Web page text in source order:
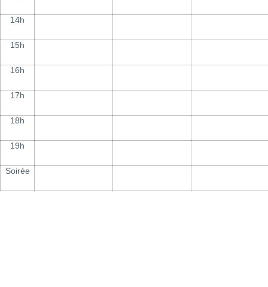
14h
15h
16h
17h
18h
19h
Soirée